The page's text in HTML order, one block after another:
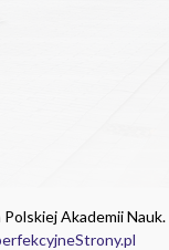
Akademii Nauk.